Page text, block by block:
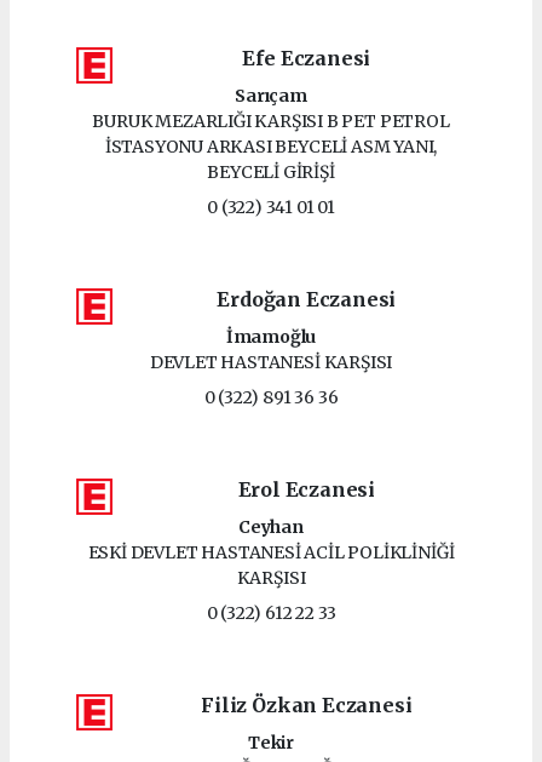
Efe Eczanesi
Sarıçam
BURUK MEZARLIĞI KARŞISI B PET PETROL
İSTASYONU ARKASI BEYCELİ ASM YANI,
BEYCELİ GİRİŞİ
0 (322) 341 01 01
Erdoğan Eczanesi
İmamoğlu
DEVLET HASTANESİ KARŞISI
0 (322) 891 36 36
Erol Eczanesi
Ceyhan
ESKİ DEVLET HASTANESİ ACİL POLİKLİNİĞİ
KARŞISI
0 (322) 612 22 33
Filiz Özkan Eczanesi
Tekir